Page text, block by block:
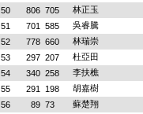
50
806 705
林正玉
51
701 585
吳睿騰
52
778 660
林瑞崇
53
297 207
杜亞田
54
340 258
李扶樵
55
291 198
胡嘉樹
56
89 73
蘇楚翔